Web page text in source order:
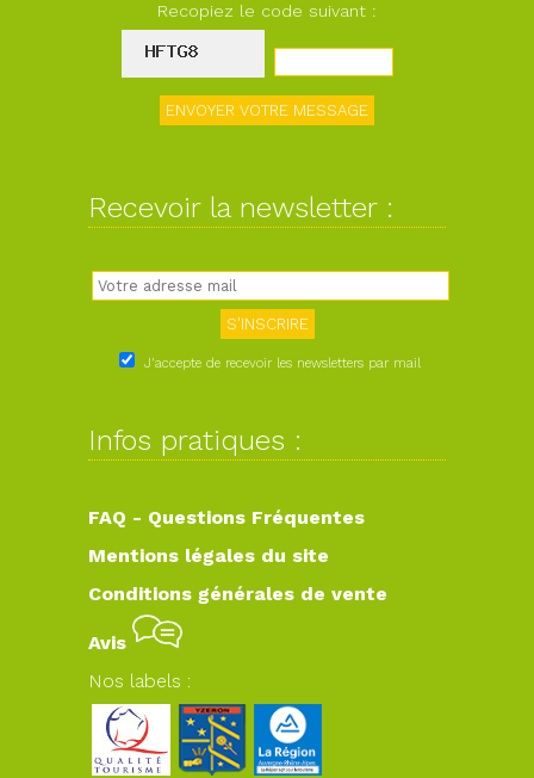
Recopiez le code suivant :
Recevoir la newsletter :
J'accepte de recevoir les newsletters par mail
Infos pratiques :
FAQ - Questions Fréquentes
Mentions légales du site
Conditions générales de vente
Avis
Nos labels :